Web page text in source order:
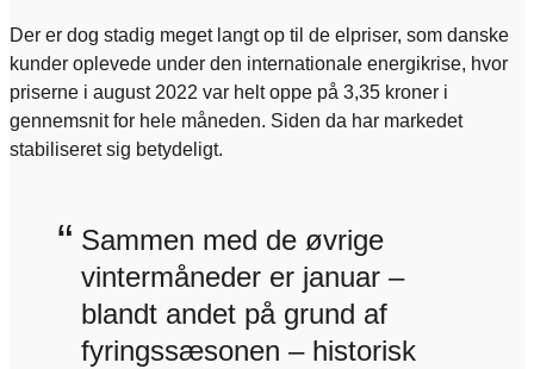
Der er dog stadig meget langt op til de elpriser, som danske
kunder oplevede under den internationale energikrise, hvor
priserne i august 2022 var helt oppe på 3,35 kroner i
gennemsnit for hele måneden. Siden da har markedet
stabiliseret sig betydeligt.
“ Sammen med de øvrige
vintermåneder er januar –
blandt andet på grund af
fyringssæsonen – historisk